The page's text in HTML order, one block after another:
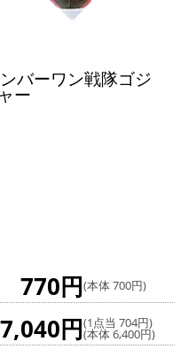
バーワン戦隊ゴジ
ー
770円(本体 700円)
7,040円(1点当 704円)
(本体 6,400円)